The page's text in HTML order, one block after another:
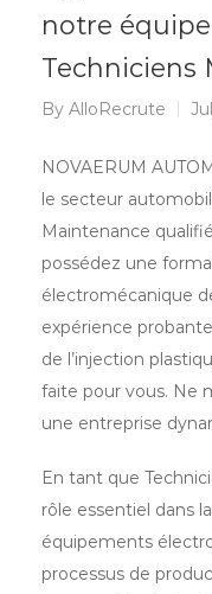
notre
Techniciens
By AlloRecrute
NOVAERUM
le secteur
Maintenance
possédez une
électromécanique
expérience
de l’injection
faite pour vous. Ne
une entreprise
En tant que
rôle essentiel dans
équipements
processus de